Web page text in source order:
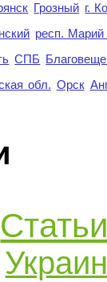
Грозный г.
респ.
СПБ
обл. Орск